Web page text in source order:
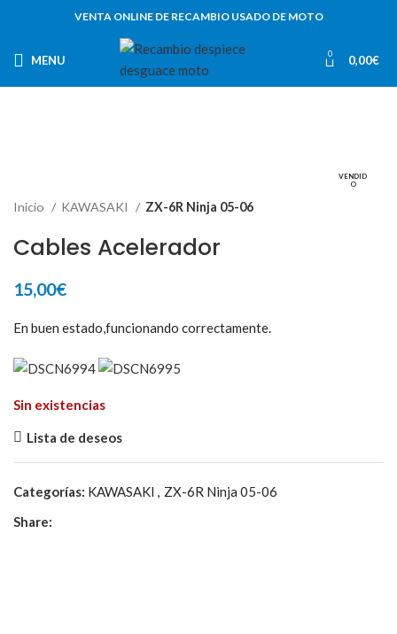
VENTA ONLINE DE RECAMBIO USADO DE MOTO
MENU 0 0,00€
VENDID
O
Inicio KAWASAKI ZX-6R Ninja 05-06
Cables Acelerador
15,00€
En buen estado,funcionando correctamente.
Sin existencias
Lista de deseos
Categorías: KAWASAKI , ZX-6R Ninja 05-06
Share: